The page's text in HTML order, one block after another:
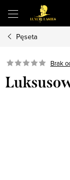
treści
Pęseta
Brak